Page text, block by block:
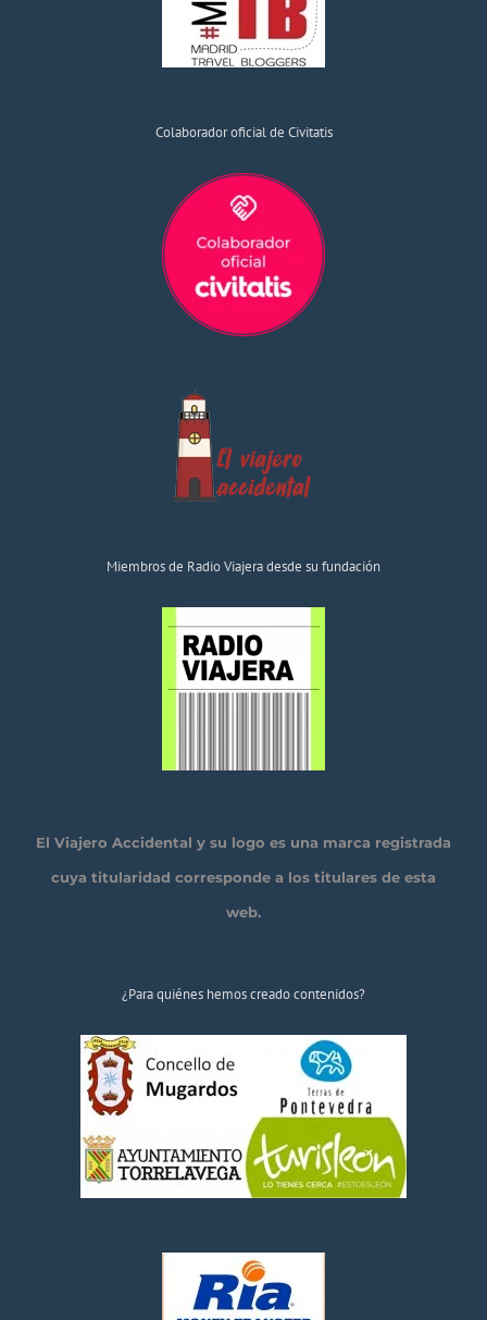
Colaborador oficial de Civitatis
Miembros de Radio Viajera desde su fundación
El Viajero Accidental y su logo es una marca registrada
cuya titularidad corresponde a los titulares de esta
web.
¿Para quiénes hemos creado contenidos?